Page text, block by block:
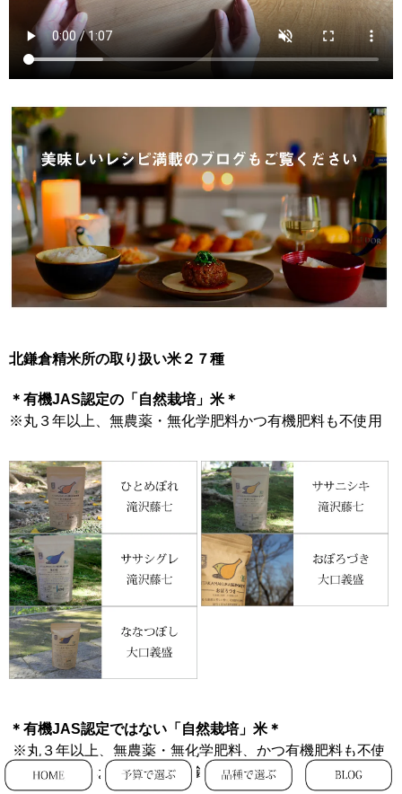
北鎌倉精米所の取り扱い米２７種
＊有機JAS認定の「自然栽培」米＊
※丸３年以上、無農薬・無化学肥料かつ有機肥料も不使用
＊有機JAS認定ではない「自然栽培」米＊
※丸３年以上、無農薬・無化学肥料、かつ有機肥料も不使
用（有機JASは取得しない方針）